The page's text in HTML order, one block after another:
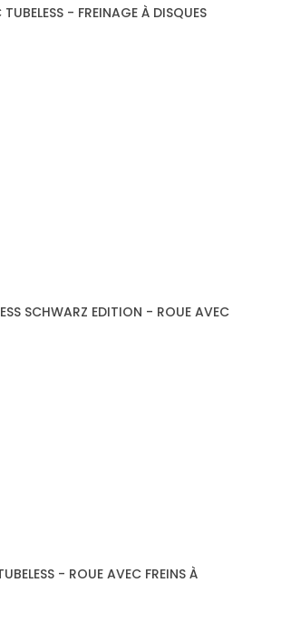
- FREINAGE À DISQUES
SCHWARZ EDITION - ROUE AVEC
- ROUE AVEC FREINS À